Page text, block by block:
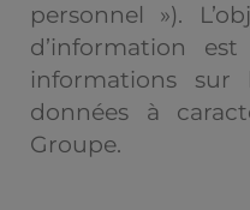
personnel »).
d’information
informations
données à
Groupe.